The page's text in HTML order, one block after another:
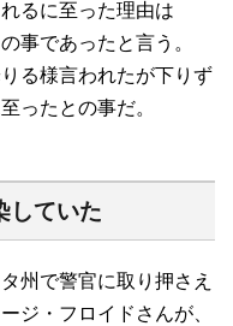
るに至った理由は
事であったと言う。
る様言われたが下りず
ったとの事だ。
していた
州で警官に取り押さえ
ジ・フロイドさんが、